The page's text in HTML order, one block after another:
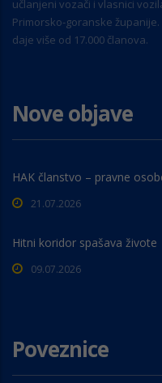
učlanjeni vozači i vlasnici
Primorsko-goranske
daje više od 17.000 članova.
Nove objave
HAK članstvo – pravne
21.07.2026
Hitni koridor spašava živote
09.07.2026
Poveznice